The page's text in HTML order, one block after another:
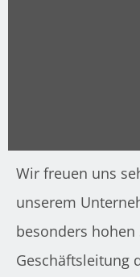
Wir freuen uns
unserem
besonders
Geschäftsleitung